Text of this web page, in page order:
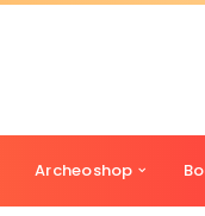
Archeoshop